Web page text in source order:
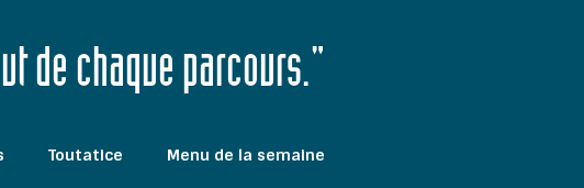
de chaque parcours."
Toutatice Menu de la semaine